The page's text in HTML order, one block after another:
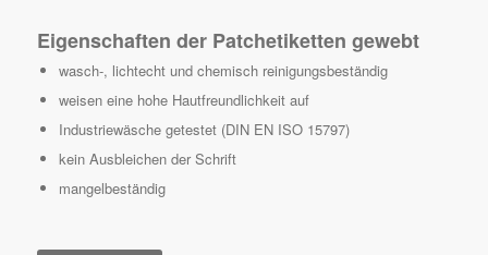
Eigenschaften der Patchetiketten gewebt
wasch-, lichtecht und chemisch reinigungsbeständig
weisen eine hohe Hautfreundlichkeit auf
Industriewäsche getestet (DIN EN ISO 15797)
kein Ausbleichen der Schrift
mangelbeständig